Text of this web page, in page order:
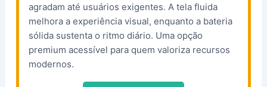
agradam até usuários exigentes. A tela fluida
melhora a experiência visual, enquanto a bateria
sólida sustenta o ritmo diário. Uma opção
premium acessível para quem valoriza recursos
modernos.